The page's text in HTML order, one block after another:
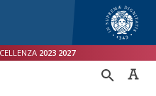
2023 2027